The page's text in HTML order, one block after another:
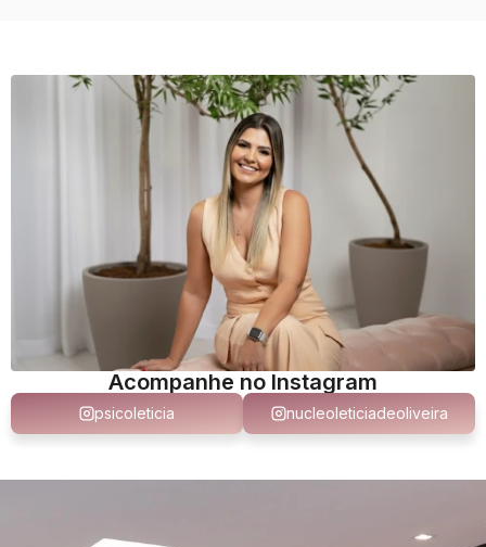
Acompanhe no Instagram
psicoleticia nucleoleticiadeoliveira